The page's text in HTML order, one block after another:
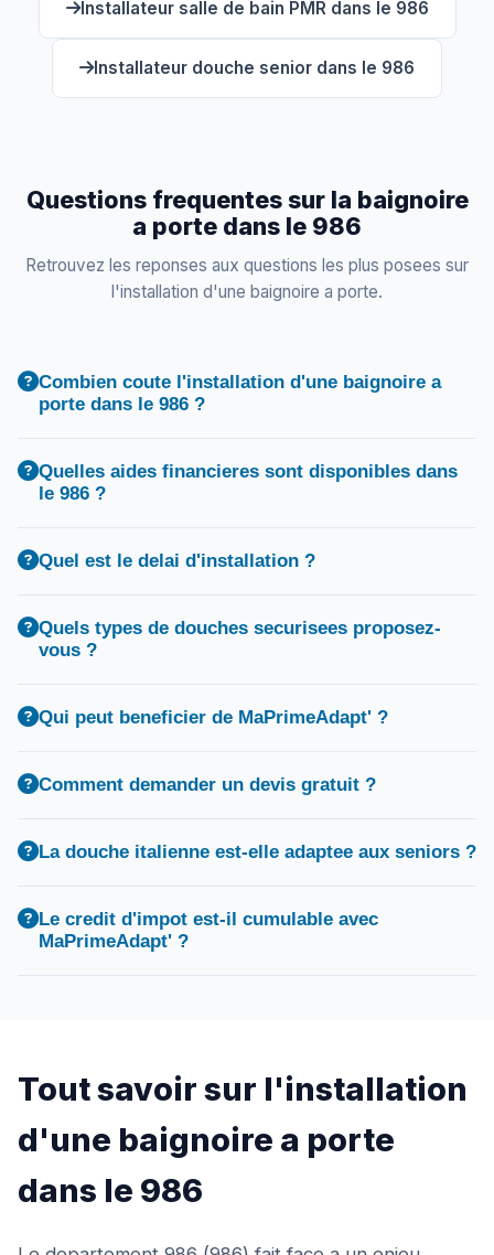
Installateur salle de bain PMR dans le 986
Installateur douche senior dans le 986
Questions frequentes sur la baignoire
a porte dans le 986
Retrouvez les reponses aux questions les plus posees sur
l'installation d'une baignoire a porte.
Combien coute l'installation d'une baignoire a
porte dans le 986 ?
Quelles aides financieres sont disponibles dans
le 986 ?
Quel est le delai d'installation ?
Quels types de douches securisees proposez-
vous ?
Qui peut beneficier de MaPrimeAdapt' ?
Comment demander un devis gratuit ?
La douche italienne est-elle adaptee aux seniors ?
Le credit d'impot est-il cumulable avec
MaPrimeAdapt' ?
Tout savoir sur l'installation
d'une baignoire a porte
dans le 986